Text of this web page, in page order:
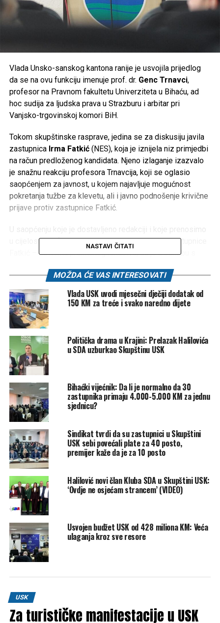
Vlada Unsko-sanskog kantona ranije je usvojila prijedlog
da se na ovu funkciju imenuje prof. dr. Genc Trnavci,
profesor na Pravnom fakultetu Univerziteta u Bihaću, ad
hoc sudija za ljudska prava u Strazburu i arbitar pri
Vanjsko-trgovinskoj komori BiH.
Tokom skupštinske rasprave, jedina se za diskusiju javila
zastupnica Irma Fatkić(NES), koja je iznijela niz primjedbi
na račun predloženog kandidata. Njeno izlaganje izazvalo
je snažnu reakciju profesora Trnavcija, koji se oglasio
saopćenjem za javnost, u kojem najavljuje mogućnost
pokretanja tužbe za klevetu, ali i javno podnošenje krivične
prijave protiv zastupnice Fatkić.
u cijelosti, prof. dr. Trnavci navodi da su navodi zastupnice
Fatkić – da nema praktičnog iskustva, da je u sukobu s
Bihaću ne žele i da je njegovo imenovanje “vraćanje
političkih dugova” – **neutemeljeni, neistiniti i štetni po
njegov ugled**.
– Očito niste pročitali moju biografiju. Od 2010. godine
Strazburu, kao i arbitra pri Vanjsko-trgovinskoj komori BiH.
Imam dugogodišnje iskustvo u pravosuđu i međunarodnim
organizacijama – naveo je Trnavci.
Profesor Trnavci je odbacio tvrdnje o sporu s porodicom
zastupnice Fatkić, ističući da je zakoniti vlasnik svoje
imovine i da se takve tvrdnje mogu shvatiti kao pokušaj
Osvrnuo se i na tvrdnje o njegovom radu na Univerzitetu:
– Profesuru sam započeo 2000. godine, a zvanje
redovnog profesora stekao sam 2007. godine. Za sve
moje akademske rangove jednoglasno su glasali moji
kolege na Univerzitetu u Bihaću.
U završnici saopćenja, prof. Trnavci optužuje zastupnicu
Fatkić za zloupotrebu službenog položaja, trgovinu
uticajem i moralno nedopustivo ponašanje, pozivajući
Kantonalno tužilaštvo USK da po službenoj dužnosti
Na kraju, pozvao je zastupnicu Fatkić da mu se javno izvini
na narednom skupštinskom zasjedanju, u skladu sa
Zakonom o zaštiti od klevete FBiH, te najavio pokretanje
NASTAVI ČITATI
MOŽDA ĆE VAS INTERESOVATI
Vlada USK uvodi mjesečni dječiji dodatak od
150 KM za treće i svako naredno dijete
Politička drama u Krajini: Prelazak Halilovića
u SDA uzburkao Skupštinu USK
Bihaćki vijećnik: Da li je normalno da 30
zastupnika primaju 4.000-5.000 KM za jednu
sjednicu?
Sindikat tvrdi da su zastupnici u Skupštini
USK sebi povećali plate za 40 posto,
premijer kaže da je za 10 posto
Halilović novi član Kluba SDA u Skupštini USK:
‘Ovdje ne osjećam strancem’ (VIDEO)
Usvojen budžet USK od 428 miliona KM: Veća
ulaganja kroz sve resore
USK
Za turističke manifestacije u USK